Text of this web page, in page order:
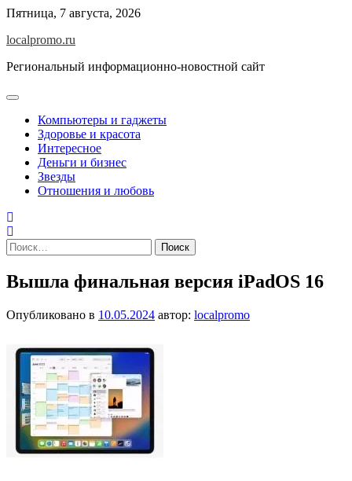
Перейти
содержимому
Пятница, 7 августа, 2026
localpromo.ru
Региональный информационно-новостной сайт
Компьютеры и гаджеты
Здоровье и красота
Интересное
Деньги и бизнес
Звезды
Отношения и любовь
Найти:
Вышла финальная версия iPadOS 16
Опубликовано в 10.05.2024 автор: localpromo